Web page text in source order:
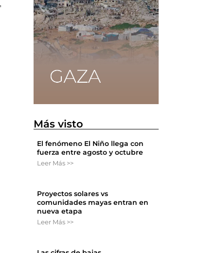
Más visto
El fenómeno El Niño llega con
fuerza entre agosto y octubre
Leer Más >>
Proyectos solares vs
comunidades mayas entran en
nueva etapa
Leer Más >>